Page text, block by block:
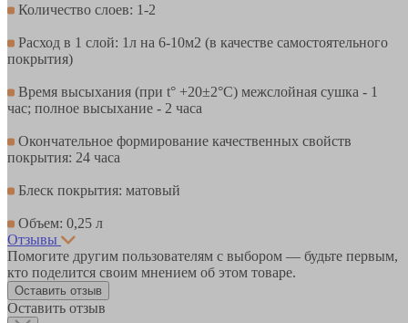
Количество слоев: 1-2
Расход в 1 слой: 1л на 6-10м2 (в качестве самостоятельного
покрытия)
Время высыхания (при t° +20±2°C) межслойная сушка - 1
час; полное высыхание - 2 часа
Окончательное формирование качественных свойств
покрытия: 24 часа
Блеск покрытия: матовый
Объем: 0,25 л
Отзывы
Помогите другим пользователям с выбором — будьте первым,
кто поделится своим мнением об этом товаре.
Оставить отзыв
Оставить отзыв